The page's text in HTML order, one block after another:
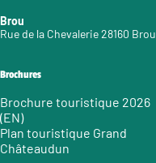
Brou
Rue de la Chevalerie 28160 Brou
Brochures
Brochure touristique 2026
(EN)
Plan touristique Grand
Châteaudun